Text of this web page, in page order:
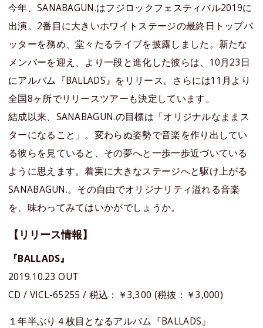
今年、SANABAGUN.はフジロックフェスティバル2019に
出演。2番目に大きいホワイトステージの最終日トップバ
ッターを務め、堂々たるライブを披露しました。新たな
メンバーを迎え、より一段と進化した彼らは、10月23日
にアルバム『BALLADS』をリリース。さらには11月より
全国8ヶ所でリリースツアーも決定しています。
結成以来、SANABAGUN.の目標は「オリジナルなままス
ターになること」。変わらぬ姿勢で音楽を作り出してい
る彼らを見ていると、その夢へと一歩一歩近づいている
ように思えます。着実に大きなステージへと駆け上がる
SANABAGUN.。その自由でオリジナリティ溢れる音楽
を、味わってみてはいかがでしょうか。
【リリース情報】
『BALLADS』
2019.10.23 OUT
CD / VICL-65255 / 税込：￥3,300 (税抜：￥3,000)
１年半ぶり４枚目となるアルバム『BALLADS』